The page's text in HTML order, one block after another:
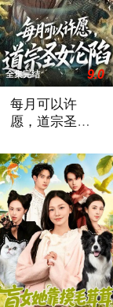
全集完结 9.0
每月可以许
愿，道宗圣女